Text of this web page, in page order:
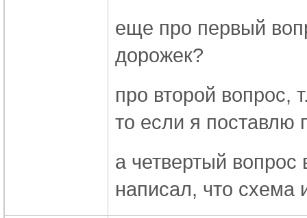
еще про первый
дорожек?
про второй вопрос,
то если я поставлю
а четвертый вопрос
написал, что схема